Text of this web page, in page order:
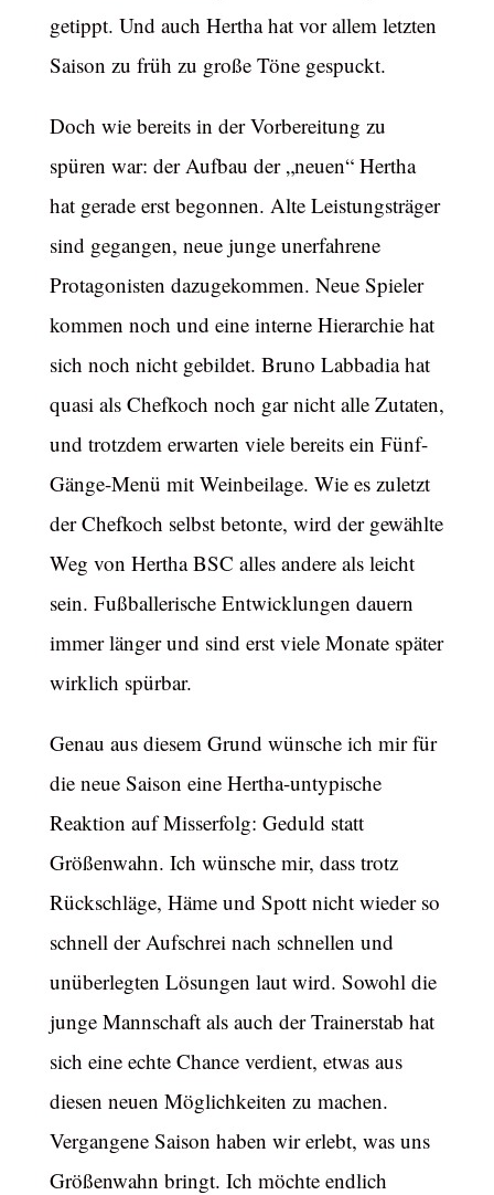
getippt. Und auch Hertha hat vor allem letzten
Saison zu früh zu große Töne gespuckt.
Doch wie bereits in der Vorbereitung zu
spüren war: der Aufbau der „neuen“ Hertha
hat gerade erst begonnen. Alte Leistungsträger
sind gegangen, neue junge unerfahrene
Protagonisten dazugekommen. Neue Spieler
kommen noch und eine interne Hierarchie hat
sich noch nicht gebildet. Bruno Labbadia hat
quasi als Chefkoch noch gar nicht alle Zutaten,
und trotzdem erwarten viele bereits ein Fünf-
Gänge-Menü mit Weinbeilage. Wie es zuletzt
der Chefkoch selbst betonte, wird der gewählte
Weg von Hertha BSC alles andere als leicht
sein. Fußballerische Entwicklungen dauern
immer länger und sind erst viele Monate später
wirklich spürbar.
Genau aus diesem Grund wünsche ich mir für
die neue Saison eine Hertha-untypische
Reaktion auf Misserfolg: Geduld statt
Größenwahn. Ich wünsche mir, dass trotz
Rückschläge, Häme und Spott nicht wieder so
schnell der Aufschrei nach schnellen und
unüberlegten Lösungen laut wird. Sowohl die
junge Mannschaft als auch der Trainerstab hat
sich eine echte Chance verdient, etwas aus
diesen neuen Möglichkeiten zu machen.
Vergangene Saison haben wir erlebt, was uns
Größenwahn bringt. Ich möchte endlich